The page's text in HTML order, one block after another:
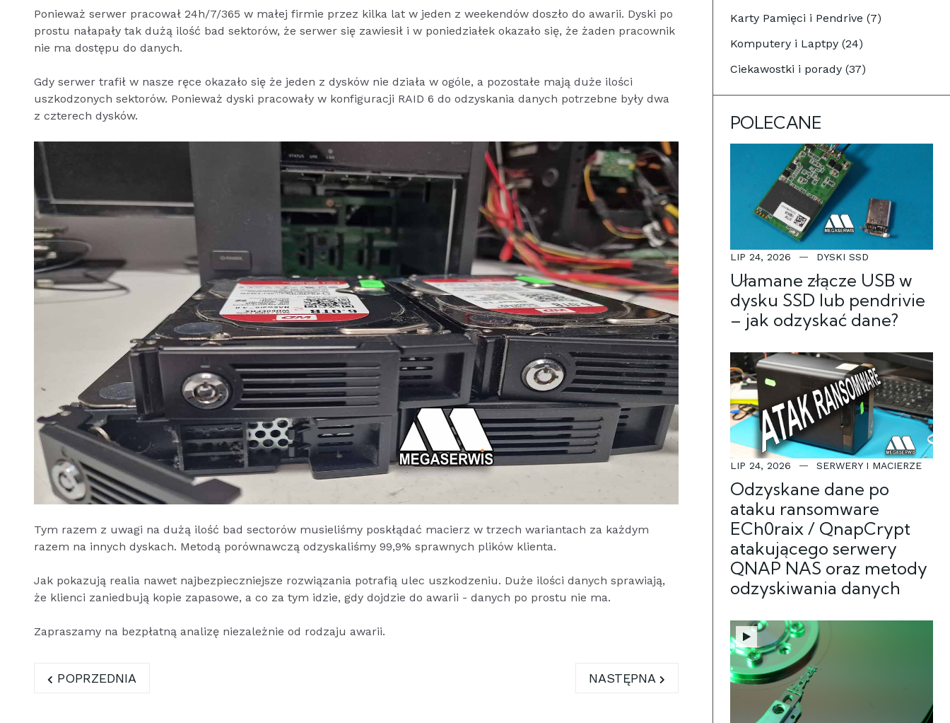
Ponieważ serwer pracował 24h/7/365 w małej firmie przez kilka lat w jeden z weekendów doszło do awarii. Dyski po
prostu nałapały tak dużą ilość bad sektorów, że serwer się zawiesił i w poniedziałek okazało się, że żaden pracownik
nie ma dostępu do danych.
Gdy serwer trafił w nasze ręce okazało się że jeden z dysków nie działa w ogóle, a pozostałe mają duże ilości
uszkodzonych sektorów. Ponieważ dyski pracowały w konfiguracji RAID 6 do odzyskania danych potrzebne były dwa
z czterech dysków.
Tym razem z uwagi na dużą ilość bad sectorów musieliśmy poskłądać macierz w trzech wariantach za każdym
razem na innych dyskach. Metodą porównawczą odzyskaliśmy 99,9% sprawnych plików klienta.
Jak pokazują realia nawet najbezpieczniejsze rozwiązania potrafią ulec uszkodzeniu. Duże ilości danych sprawiają,
że klienci zaniedbują kopie zapasowe, a co za tym idzie, gdy dojdzie do awarii - danych po prostu nie ma.
Zapraszamy na bezpłatną analizę niezależnie od rodzaju awarii.
POPRZEDNIA STRONA: SYNOLOGY NAS DS 416J Z RAID 1 I DYSKAMI WD RED 3TB - ODZYSK DANYCH - WARSZAWA
POPRZEDNIA NASTĘPNA STRONA: QNAP TS433 NA ODZYSKIWANIE
NASTĘPNA
Karty Pamięci i Pendrive (7)
Komputery i Laptpy (24)
Ciekawostki i porady (37)
POLECANE
LIP 24, 2026 DYSKI SSD
Ułamane złącze USB w
dysku SSD lub pendrivie
– jak odzyskać dane?
LIP 24, 2026 SERWERY I MACIERZE
Odzyskane dane po
ataku ransomware
ECh0raix / QnapCrypt
atakującego serwery
QNAP NAS oraz metody
odzyskiwania danych